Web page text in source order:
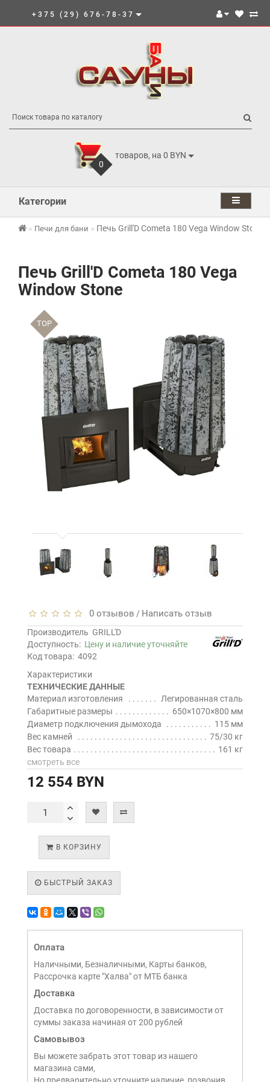
+375 (29) 676-78-37
0
товаров, на 0 BYN
Категории
Печи для бани Печь Grill'D Cometa 180 Vega Window Stone
Печь Grill'D Cometa 180 Vega
Window Stone
TOP
0 отзывов / Написать отзыв
Производитель GRILL'D
Доступность: Цену и наличие уточняйте
Код товара: 4092
Характеристики
ТЕХНИЧЕСКИЕ ДАННЫЕ
Материал изготовления
Легированная сталь
Габаритные размеры
650×1070×800 мм
Диаметр подключения дымохода
115 мм
Вес камней
75/30 кг
Вес товара
161 кг
смотреть все
12 554 BYN
В КОРЗИНУ
БЫСТРЫЙ ЗАКАЗ
Оплата
Наличными, Безналичными, Карты банков,
Рассрочка карте "Халва" от МТБ банка
Доставка
Доставка по договоренности, в зависимости от
суммы заказа начиная от 200 рублей
Самовывоз
Вы можете забрать этот товар из нашего
магазина сами,